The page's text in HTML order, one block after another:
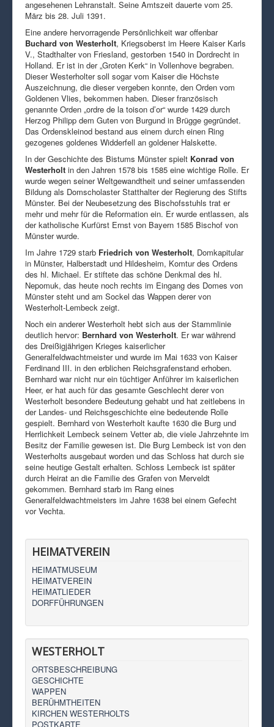
angesehenen Lehranstalt. Seine Amtszeit dauerte vom 25.
März bis 28. Juli 1391.
Eine andere hervorragende Persönlichkeit war offenbar
Buchard von Westerholt, Kriegsoberst im Heere Kaiser Karls
V., Stadthalter von Friesland, gestorben 1540 in Dordrecht in
Holland. Er ist in der „Groten Kerk“ in Vollenhove begraben.
Dieser Westerholter soll sogar vom Kaiser die Höchste
Auszeichnung, die dieser vergeben konnte, den Orden vom
Goldenen Vlies, bekommen haben. Dieser französisch
genannte Orden „ordre de la toison d’or“ wurde 1429 durch
Herzog Philipp dem Guten von Burgund in Brügge gegründet.
Das Ordenskleinod bestand aus einem durch einen Ring
gezogenes goldenes Widderfell an goldener Halskette.
In der Geschichte des Bistums Münster spielt Konrad von
Westerholt in den Jahren 1578 bis 1585 eine wichtige Rolle. Er
wurde wegen seiner Weltgewandtheit und seiner umfassenden
Bildung als Domscholaster Statthalter der Regierung des Stifts
Münster. Bei der Neubesetzung des Bischofsstuhls trat er
mehr und mehr für die Reformation ein. Er wurde entlassen, als
der katholische Kurfürst Ernst von Bayern 1585 Bischof von
Münster wurde.
Im Jahre 1729 starb Friedrich von Westerholt, Domkapitular
in Münster, Halberstadt und Hildesheim, Komtur des Ordens
des hl. Michael. Er stiftete das schöne Denkmal des hl.
Nepomuk, das heute noch rechts im Eingang des Domes von
Münster steht und am Sockel das Wappen derer von
Westerholt-Lembeck zeigt.
Noch ein anderer Westerholt hebt sich aus der Stammlinie
deutlich hervor: Bernhard von Westerholt. Er war während
des Dreißigjährigen Krieges kaiserlicher
Generalfeldwachtmeister und wurde im Mai 1633 von Kaiser
Ferdinand III. in den erblichen Reichsgrafenstand erhoben.
Bernhard war nicht nur ein tüchtiger Anführer im kaiserlichen
Heer, er hat auch für das gesamte Geschlecht derer von
Westerholt besondere Bedeutung gehabt und hat zeitlebens in
der Landes- und Reichsgeschichte eine bedeutende Rolle
gespielt. Bernhard von Westerholt kaufte 1630 die Burg und
Herrlichkeit Lembeck seinem Vetter ab, die viele Jahrzehnte im
Besitz der Familie gewesen ist. Die Burg Lembeck ist von den
Westerholts ausgebaut worden und das Schloss hat durch sie
seine heutige Gestalt erhalten. Schloss Lembeck ist später
durch Heirat an die Familie des Grafen von Merveldt
gekommen. Bernhard starb im Rang eines
Generalfeldwachtmeisters im Jahre 1638 bei einem Gefecht
vor Vechta.
HEIMATVEREIN
HEIMATMUSEUM
HEIMATVEREIN
HEIMATLIEDER
DORFFÜHRUNGEN
WESTERHOLT
ORTSBESCHREIBUNG
GESCHICHTE
WAPPEN
BERÜHMTHEITEN
KIRCHEN WESTERHOLTS
POSTKARTE